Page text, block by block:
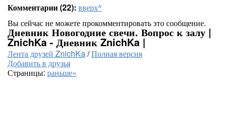
Комментарии (22): вверх^
Вы сейчас не можете прокомментировать это сообщение.
Дневник Новогодние свечи. Вопрос к залу |
ZnichKa - Дневник ZnichKa |
Лента друзей ZnichKa/Полная версия
Добавить в друзья
Страницы: раньше»